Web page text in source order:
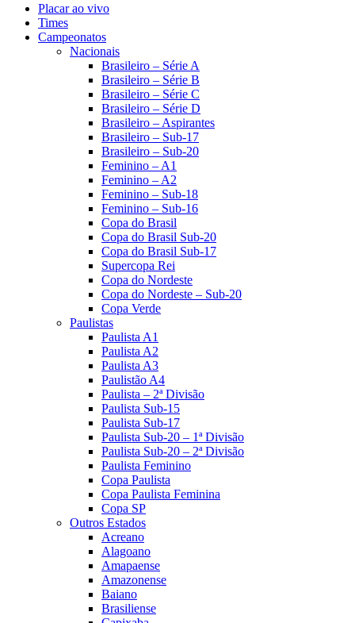
Placar ao vivo
Times
Campeonatos
Nacionais
Brasileiro – Série A
Brasileiro – Série B
Brasileiro – Série C
Brasileiro – Série D
Brasileiro – Aspirantes
Brasileiro – Sub-17
Brasileiro – Sub-20
Feminino – A1
Feminino – A2
Feminino – Sub-18
Feminino – Sub-16
Copa do Brasil
Copa do Brasil Sub-20
Copa do Brasil Sub-17
Supercopa Rei
Copa do Nordeste
Copa do Nordeste – Sub-20
Copa Verde
Paulistas
Paulista A1
Paulista A2
Paulista A3
Paulistão A4
Paulista – 2ª Divisão
Paulista Sub-15
Paulista Sub-17
Paulista Sub-20 – 1ª Divisão
Paulista Sub-20 – 2ª Divisão
Paulista Feminino
Copa Paulista
Copa Paulista Feminina
Copa SP
Outros Estados
Acreano
Alagoano
Amapaense
Amazonense
Baiano
Brasiliense